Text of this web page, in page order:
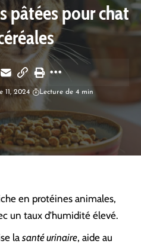
pâtées pour chat
11, 2024 Lecture de 4 min
en protéines animales,
un taux d’humidité élevé.
la santé urinaire, aide au